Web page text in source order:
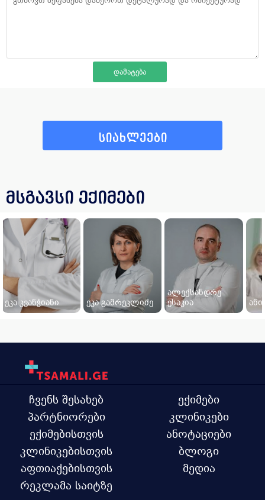
სიახლეები
მსგავსი ექიმები
ეკა კვანჭიანი ეკა გამრეკლიძე
ალექსანდრე
ესაკია
ჩვენს შესახებ
პარტნიორები
ექიმებისთვის
კლინიკებისთვის
აფთიაქებისთვის
რეკლამა საიტზე
ექიმები
კლინიკები
ანოტაციები
ბლოგი
მედია